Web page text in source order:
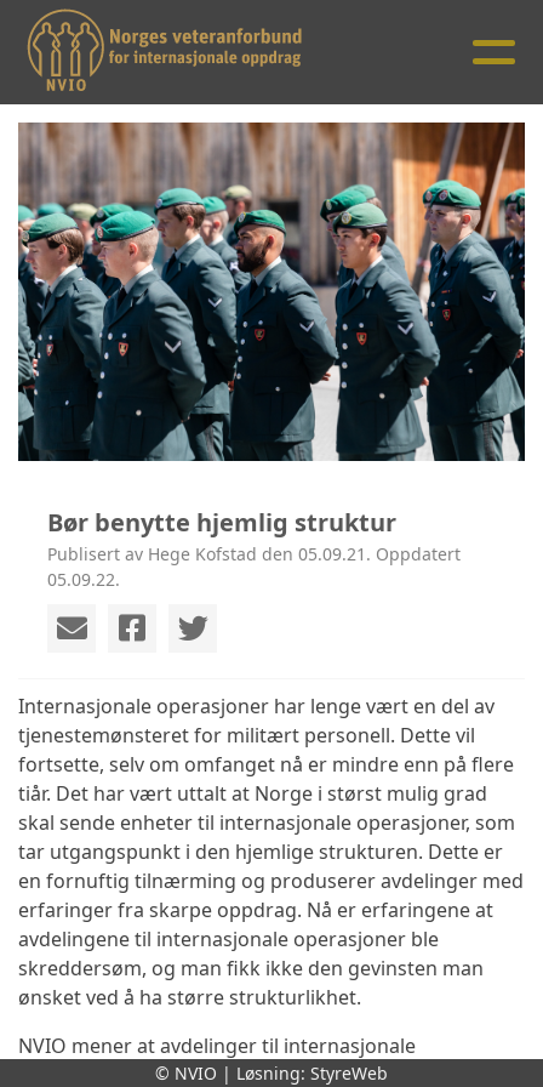
Bør benytte hjemlig struktur
Publisert av Hege Kofstad den 05.09.21. Oppdatert
05.09.22.
Internasjonale operasjoner har lenge vært en del av
tjenestemønsteret for militært personell. Dette vil
fortsette, selv om omfanget nå er mindre enn på flere
tiår. Det har vært uttalt at Norge i størst mulig grad
skal sende enheter til internasjonale operasjoner, som
tar utgangspunkt i den hjemlige strukturen. Dette er
en fornuftig tilnærming og produserer avdelinger med
erfaringer fra skarpe oppdrag. Nå er erfaringene at
avdelingene til internasjonale operasjoner ble
skreddersøm, og man fikk ikke den gevinsten man
ønsket ved å ha større strukturlikhet.
NVIO mener at avdelinger til internasjonale
operasjoner i minst mulig grad må skreddersys.
© NVIO | Løsning: StyreWeb